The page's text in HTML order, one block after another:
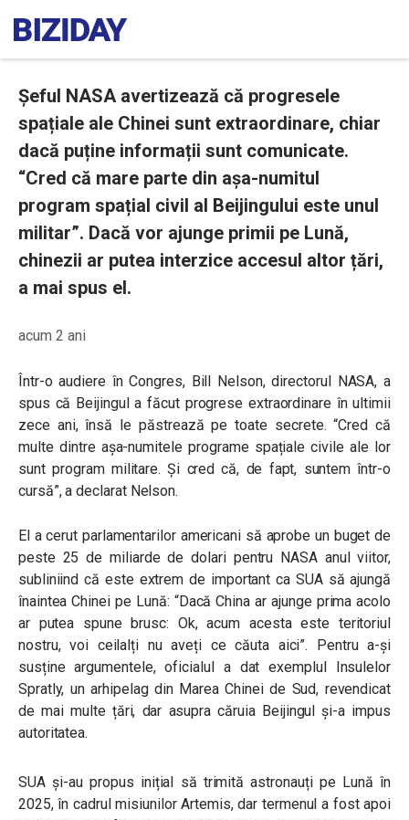
Șeful NASA avertizează că progresele
spațiale ale Chinei sunt extraordinare, chiar
dacă puține informații sunt comunicate.
“Cred că mare parte din așa-numitul
program spațial civil al Beijingului este unul
militar”. Dacă vor ajunge primii pe Lună,
chinezii ar putea interzice accesul altor țări,
a mai spus el.
acum 2 ani
Într-o audiere în Congres, Bill Nelson, directorul NASA, a
spus că Beijingul a făcut progrese extraordinare în ultimii
zece ani, însă le păstrează pe toate secrete. “Cred că
multe dintre așa-numitele programe spațiale civile ale lor
sunt program militare. Și cred că, de fapt, suntem într-o
cursă”, a declarat Nelson.
El a cerut parlamentarilor americani să aprobe un buget de
peste 25 de miliarde de dolari pentru NASA anul viitor,
subliniind că este extrem de important ca SUA să ajungă
înaintea Chinei pe Lună: “Dacă China ar ajunge prima acolo
ar putea spune brusc: Ok, acum acesta este teritoriul
nostru, voi ceilalți nu aveți ce căuta aici”. Pentru a-și
susține argumentele, oficialul a dat exemplul Insulelor
Spratly, un arhipelag din Marea Chinei de Sud, revendicat
de mai multe țări, dar asupra căruia Beijingul și-a impus
autoritatea.
SUA și-au propus inițial să trimită astronauți pe Lună în
2025, în cadrul misiunilor Artemis, dar termenul a fost apoi